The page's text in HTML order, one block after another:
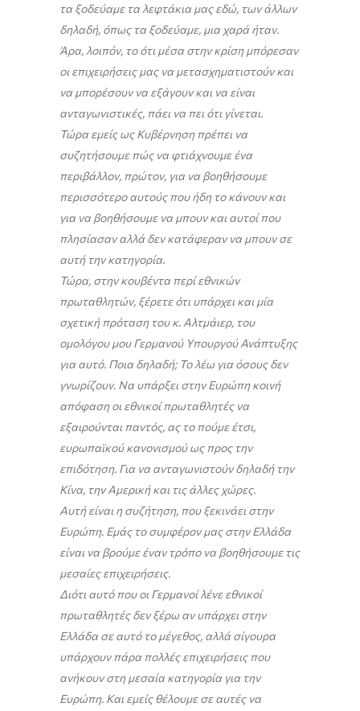
τα ξοδεύαμε τα λεφτάκια μας εδώ, των άλλων
δηλαδή, όπως τα ξοδεύαμε, μια χαρά ήταν.
Άρα, λοιπόν, το ότι μέσα στην κρίση μπόρεσαν
οι επιχειρήσεις μας να μετασχηματιστούν και
να μπορέσουν να εξάγουν και να είναι
ανταγωνιστικές, πάει να πει ότι γίνεται.
Τώρα εμείς ως Κυβέρνηση πρέπει να
συζητήσουμε πώς να φτιάχνουμε ένα
περιβάλλον, πρώτον, για να βοηθήσουμε
περισσότερο αυτούς που ήδη το κάνουν και
για να βοηθήσουμε να μπουν και αυτοί που
πλησίασαν αλλά δεν κατάφεραν να μπουν σε
αυτή την κατηγορία.
Τώρα, στην κουβέντα περί εθνικών
πρωταθλητών, ξέρετε ότι υπάρχει και μία
σχετική πρόταση του κ. Αλτμάιερ, του
ομολόγου μου Γερμανού Υπουργού Ανάπτυξης
για αυτό. Ποια δηλαδή; Το λέω για όσους δεν
γνωρίζουν. Να υπάρξει στην Ευρώπη κοινή
απόφαση οι εθνικοί πρωταθλητές να
εξαιρούνται παντός, ας το πούμε έτσι,
ευρωπαϊκού κανονισμού ως προς την
επιδότηση. Για να ανταγωνιστούν δηλαδή την
Κίνα, την Αμερική και τις άλλες χώρες.
Αυτή είναι η συζήτηση, που ξεκινάει στην
Ευρώπη. Εμάς το συμφέρον μας στην Ελλάδα
είναι να βρούμε έναν τρόπο να βοηθήσουμε τις
μεσαίες επιχειρήσεις.
Διότι αυτό που οι Γερμανοί λένε εθνικοί
πρωταθλητές δεν ξέρω αν υπάρχει στην
Ελλάδα σε αυτό το μέγεθος, αλλά σίγουρα
υπάρχουν πάρα πολλές επιχειρήσεις που
ανήκουν στη μεσαία κατηγορία για την
Ευρώπη. Και εμείς θέλουμε σε αυτές να